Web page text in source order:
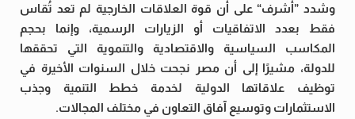
وشدد ”أشرف“ على أن قوة العلاقات الخارجية لم تعد تُقاس
فقط بعدد الاتفاقيات أو الزيارات الرسمية، وإنما بحجم
المكاسب السياسية والاقتصادية والتنموية التي تحققها
للدولة، مشيرًا إلى أن مصر نجحت خلال السنوات الأخيرة في
توظيف علاقاتها الدولية لخدمة خطط التنمية وجذب
الاستثمارات وتوسيع آفاق التعاون في مختلف المجالات.